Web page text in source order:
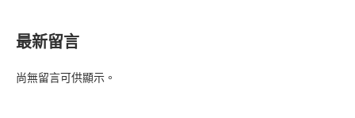
最新留言
尚無留言可供顯示。